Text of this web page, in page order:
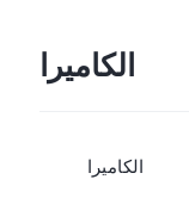
الكاميرا
الكاميرا